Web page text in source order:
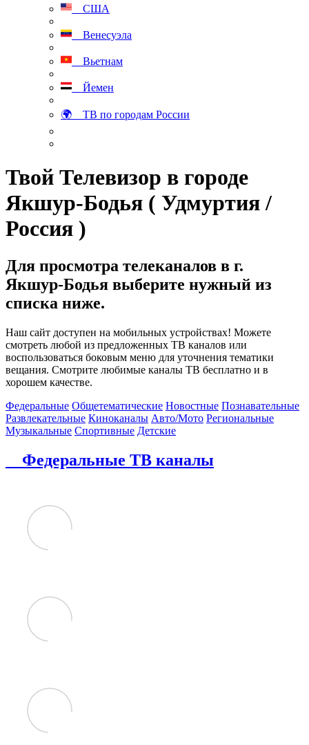
США
Венесуэла
Вьетнам
Йемен
🌍 ТВ по городам России
Твой Телевизор в городе
Якшур-Бодья ( Удмуртия /
Россия )
Для просмотра телеканалов в г.
Якшур-Бодья выберите нужный из
списка ниже.
Наш сайт доступен на мобильных устройствах! Можете
смотреть любой из предложенных ТВ каналов или
воспользоваться боковым меню для уточнения тематики
вещания. Смотрите любимые каналы ТВ бесплатно и в
хорошем качестве.
Федеральные Общетематические Новостные Познавательные
Развлекательные Киноканалы Авто/Мото Региональные
Музыкальные Спортивные Детские
Федеральные ТВ каналы